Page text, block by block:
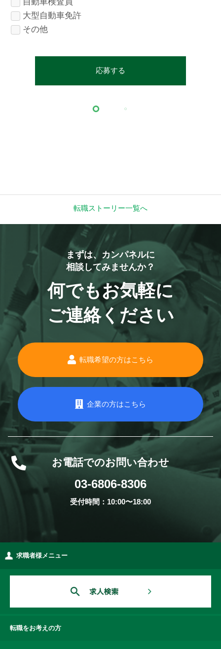
大型自動車免許
その他
応募する
転職ストーリー一覧へ
まずは、カンパネルに
相談してみませんか？
何でもお気軽に
ご連絡ください
転職希望の方はこちら
企業の方はこちら
お電話でのお問い合わせ
03-6806-8306
受付時間：10:00〜18:00
求職者様メニュー
転職をお考えの方